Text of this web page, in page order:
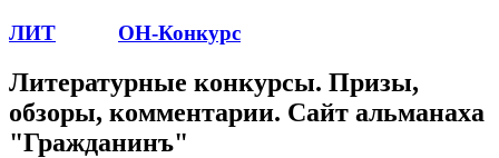
ЛИТ ОН-Конкурс
Литературные конкурсы. Призы,
обзоры, комментарии. Сайт альманаха
"Гражданинъ"